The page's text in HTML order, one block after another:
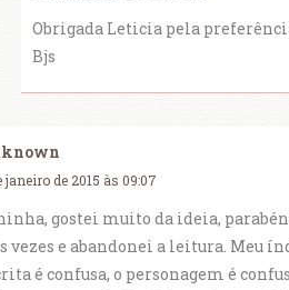
Obrigada Leticia pela
Bjs
janeiro de 2015 às 09:07
gostei muito da ideia,
vezes e abandonei a leitura. Meu
é confusa, o personagem é